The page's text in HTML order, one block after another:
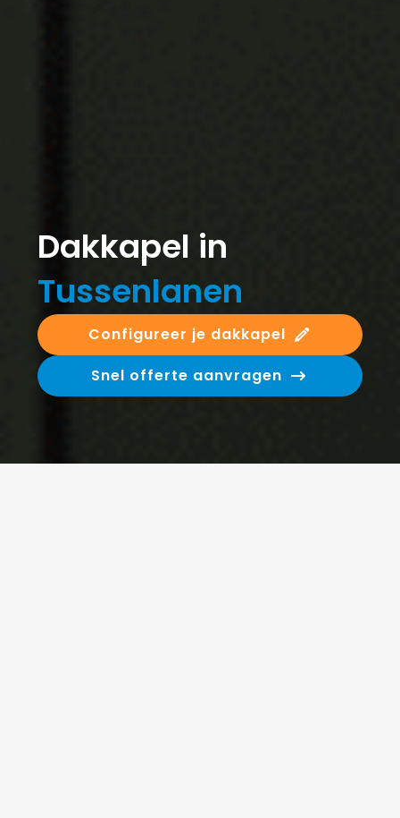
Dakkapel in
Tussenlanen
Configureer je dakkapel
Snel offerte aanvragen